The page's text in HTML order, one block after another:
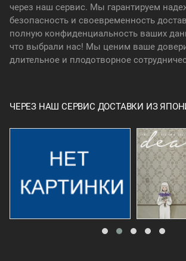
через наш сервис. Мы гарантируем
безопасность и своевременность
полную конфиденциальность ваших
что выбрали нас! Мы ценим ваше
длительное и плодотворное
ЧЕРЕЗ НАШ СЕРВИС ДОСТАВКИ ИЗ